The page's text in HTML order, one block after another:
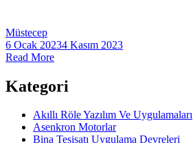
Müstecep
6 Ocak 20234 Kasım 2023
Read More
Kategori
Akıllı Röle Yazılım Ve Uygulamaları
Asenkron Motorlar
Bina Tesisatı Uygulama Devreleri